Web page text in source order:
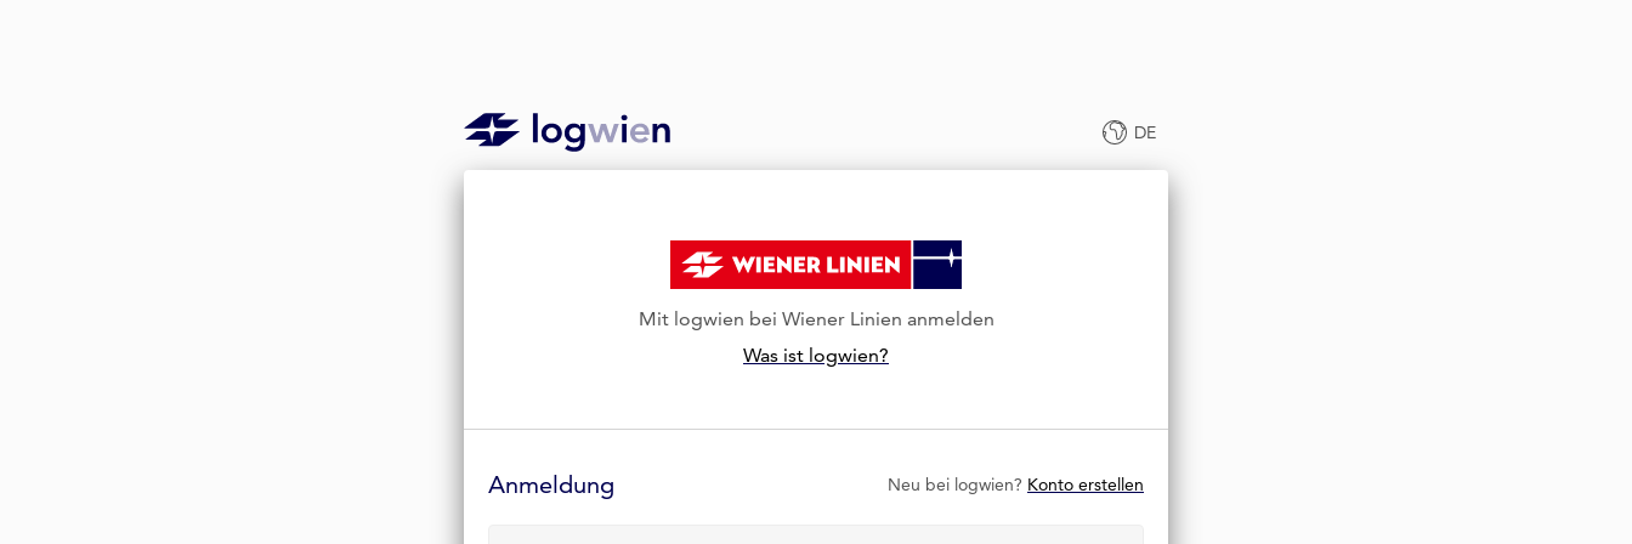
DE
Mit logwien bei Wiener Linien anmelden
Was ist logwien?
Formular
Anmeldung Neu bei logwien? Konto erstellen